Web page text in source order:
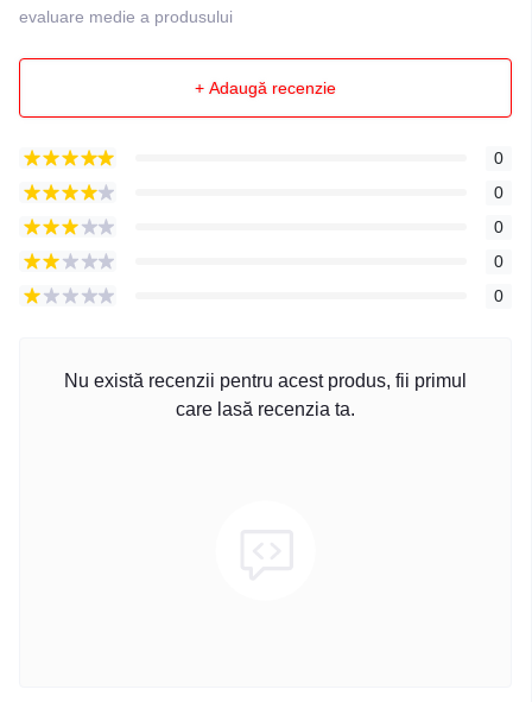
evaluare medie a produsului
+ Adaugă recenzie
0
0
0
0
0
Nu există recenzii pentru acest produs, fii primul
care lasă recenzia ta.